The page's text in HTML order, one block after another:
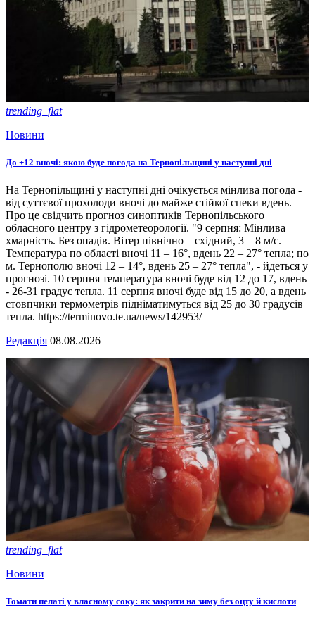
trending_flat
Новини
До +12 вночі: якою буде погода на Тернопільщині у наступні дні
На Тернопільщині у наступні дні очікується мінлива погода -
від суттєвої прохолоди вночі до майже стійкої спеки вдень.
Про це свідчить прогноз синоптиків Тернопільського
обласного центру з гідрометеорології. "9 серпня: Мінлива
хмарність. Без опадів. Вітер північно – східний, 3 – 8 м/с.
Температура по області вночі 11 – 16°, вдень 22 – 27° тепла; по
м. Тернополю вночі 12 – 14°, вдень 25 – 27° тепла", - йдеться у
прогнозі. 10 серпня температура вночі буде від 12 до 17, вдень
- 26-31 градус тепла. 11 серпня вночі буде від 15 до 20, а вдень
стовпчики термометрів підніматимуться від 25 до 30 градусів
тепла. https://terminovo.te.ua/news/142953/
Редакція 08.08.2026
trending_flat
Новини
Томати пелаті у власному соку: як закрити на зиму без оцту й кислоти